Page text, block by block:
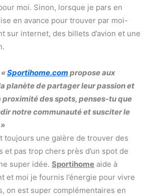
moi. Sinon, lorsque je pars en
en avance pour trouver par moi-
sur internet, des billets d’avion et une
Sportihome.com propose aux
planète de partager leur passion et
proximité des spots, penses-tu que
notre communauté et susciter le
toujours une galère de trouver des
et pas trop chers près d’un spot de
super idée. Sportihome aide à
et moi je fournis l’énergie pour vivre
on est super complémentaires en